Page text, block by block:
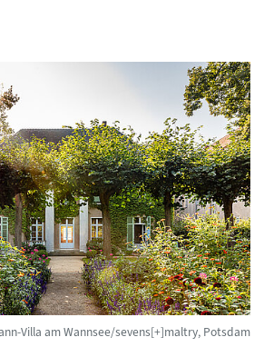
Villa am Wannsee/sevens[+]maltry, Potsdam